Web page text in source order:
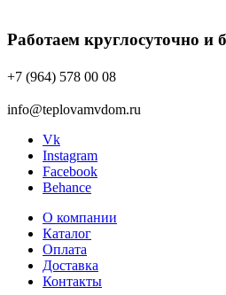
Работаем круглосуточно и
+7 (964) 578 00 08
info@teplovamvdom.ru
Vk
Instagram
Facebook
Behance
О компании
Каталог
Оплата
Доставка
Контакты